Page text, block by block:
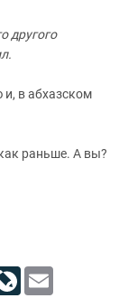
другого
и, в абхазском
раньше. А вы?
LiveJournal
Email